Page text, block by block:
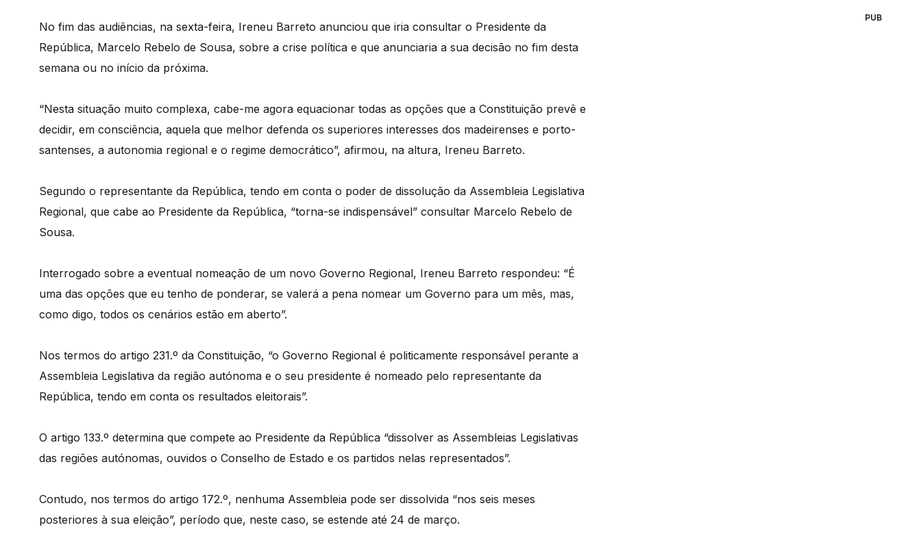
No fim das audiências, na sexta-feira, Ireneu Barreto anunciou que iria consultar o Presidente da
República, Marcelo Rebelo de Sousa, sobre a crise política e que anunciaria a sua decisão no fim desta
semana ou no início da próxima.
“Nesta situação muito complexa, cabe-me agora equacionar todas as opções que a Constituição prevê e
decidir, em consciência, aquela que melhor defenda os superiores interesses dos madeirenses e porto-
santenses, a autonomia regional e o regime democrático”, afirmou, na altura, Ireneu Barreto.
Segundo o representante da República, tendo em conta o poder de dissolução da Assembleia Legislativa
Regional, que cabe ao Presidente da República, “torna-se indispensável” consultar Marcelo Rebelo de
Sousa.
Interrogado sobre a eventual nomeação de um novo Governo Regional, Ireneu Barreto respondeu: “É
uma das opções que eu tenho de ponderar, se valerá a pena nomear um Governo para um mês, mas,
como digo, todos os cenários estão em aberto”.
Nos termos do artigo 231.º da Constituição, “o Governo Regional é politicamente responsável perante a
Assembleia Legislativa da região autónoma e o seu presidente é nomeado pelo representante da
República, tendo em conta os resultados eleitorais”.
O artigo 133.º determina que compete ao Presidente da República “dissolver as Assembleias Legislativas
das regiões autónomas, ouvidos o Conselho de Estado e os partidos nelas representados”.
Contudo, nos termos do artigo 172.º, nenhuma Assembleia pode ser dissolvida “nos seis meses
posteriores à sua eleição”, período que, neste caso, se estende até 24 de março.
PUB